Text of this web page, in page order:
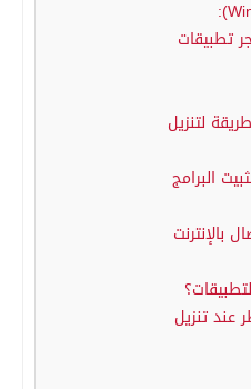
تطبيقات
لتنزيل
البرامج
بالإنترنت
عند تنزيل